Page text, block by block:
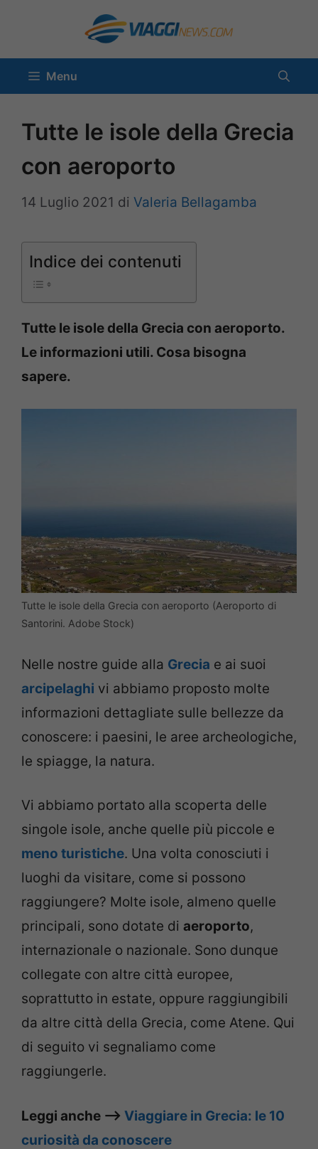
contenuto
Menu
Tutte le isole della Grecia
con aeroporto
14 Luglio 2021 di Valeria Bellagamba
Indice dei contenuti
Tutte le isole della Grecia con aeroporto.
Le informazioni utili. Cosa bisogna
sapere.
Tutte le isole della Grecia con aeroporto (Aeroporto di
Santorini. Adobe Stock)
Nelle nostre guide alla Grecia e ai suoi
arcipelaghi vi abbiamo proposto molte
informazioni dettagliate sulle bellezze da
conoscere: i paesini, le aree archeologiche,
le spiagge, la natura.
Vi abbiamo portato alla scoperta delle
singole isole, anche quelle più piccole e
meno turistiche. Una volta conosciuti i
luoghi da visitare, come si possono
raggiungere? Molte isole, almeno quelle
principali, sono dotate di aeroporto,
internazionale o nazionale. Sono dunque
collegate con altre città europee,
soprattutto in estate, oppure raggiungibili
da altre città della Grecia, come Atene. Qui
di seguito vi segnaliamo come
raggiungerle.
Leggi anche –> Viaggiare in Grecia: le 10
curiosità da conoscere